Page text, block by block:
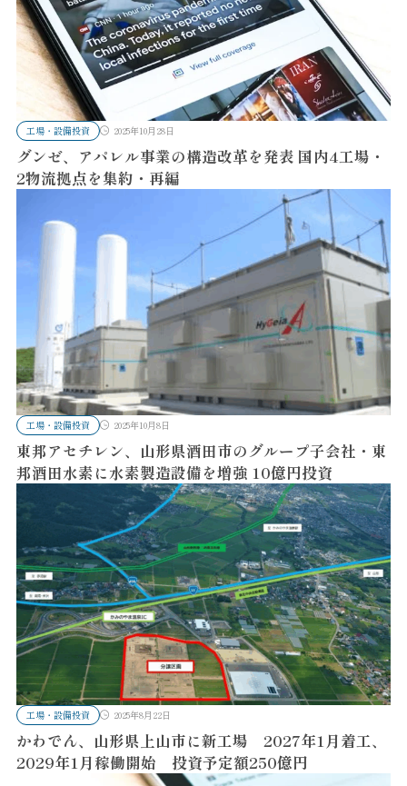
工場・設備投資 2025年10月28日
グンゼ、アパレル事業の構造改革を発表 国内4工場・
2物流拠点を集約・再編
工場・設備投資 2025年10月8日
東邦アセチレン、山形県酒田市のグループ子会社・東
邦酒田水素に水素製造設備を増強 10億円投資
工場・設備投資 2025年8月22日
かわでん、山形県上山市に新工場 2027年1月着工、
2029年1月稼働開始 投資予定額250億円